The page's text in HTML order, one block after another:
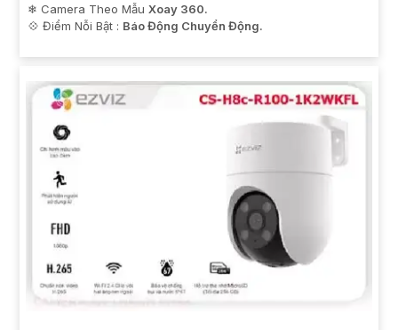
❄ Camera Theo Mẫu Xoay 360.
️💠 Điểm Nỗi Bật : Báo Động Chuyển Động.